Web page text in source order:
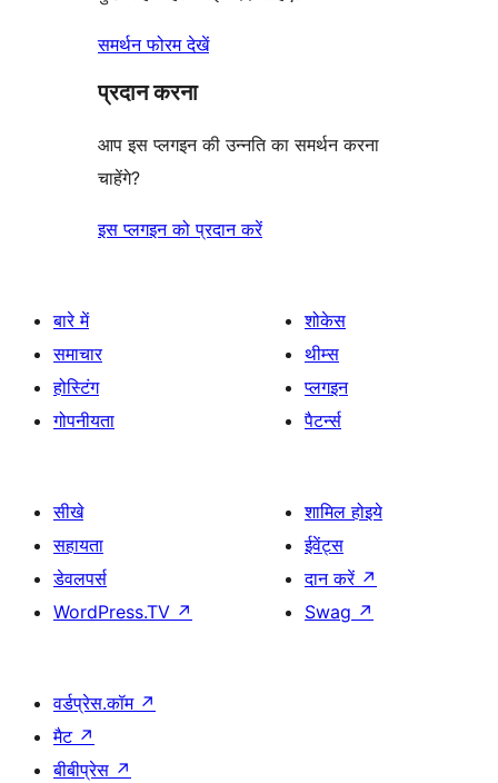
समर्थन फोरम देखें
प्रदान करना
आप इस प्लगइन की उन्नति का समर्थन करना
चाहेंगे?
इस प्लगइन को प्रदान करें
बारे में
समाचार
होस्टिंग
गोपनीयता
शोकेस
थीम्स
प्लगइन
पैटर्न्स
सीखे
सहायता
डेवलपर्स
WordPress.TV ↗
शामिल होइये
ईवेंट्स
दान करें ↗
Swag ↗
वर्डप्रेस.कॉम ↗
मैट ↗
बीबीप्रेस ↗